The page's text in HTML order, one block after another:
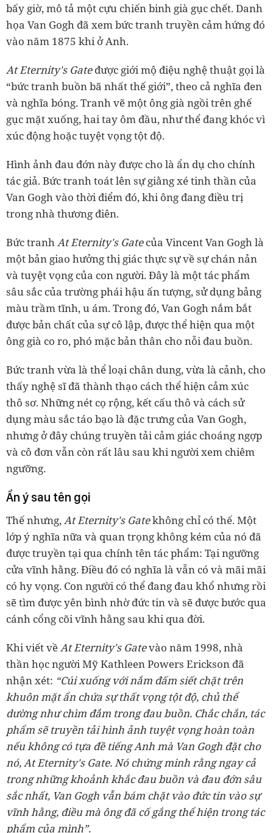
bấy giờ, mô tả một cựu chiến binh già gục chết. Danh
họa Van Gogh đã xem bức tranh truyền cảm hứng đó
vào năm 1875 khi ở Anh.
At Eternity's Gateđược giới mộ điệu nghệ thuật gọi là
“bức tranh buồn bã nhất thế giới”, theo cả nghĩa đen
và nghĩa bóng. Tranh vẽ một ông già ngồi trên ghế
gục mặt xuống, hai tay ôm đầu, như thể đang khóc vì
xúc động hoặc tuyệt vọng tột độ.
Hình ảnh đau đớn này được cho là ẩn dụ cho chính
tác giả. Bức tranh toát lên sự giằng xé tinh thần của
Van Gogh vào thời điểm đó, khi ông đang điều trị
trong nhà thương điên.
Bức tranhAt Eternity's Gatecủa Vincent Van Gogh là
một bản giao hưởng thị giác thực sự về sự chán nản
và tuyệt vọng của con người. Đây là một tác phẩm
sâu sắc của trường phái hậu ấn tượng, sử dụng bảng
màu trầm tĩnh, u ám. Trong đó, Van Gogh nắm bắt
được bản chất của sự cô lập, được thể hiện qua một
ông già co ro, phó mặc bản thân cho nỗi đau buồn.
Bức tranh vừa là thể loại chân dung, vừa là cảnh, cho
thấy nghệ sĩ đã thành thạo cách thể hiện cảm xúc
thô sơ. Những nét cọ rộng, kết cấu thô và cách sử
dụng màu sắc táo bạo là đặc trưng của Van Gogh,
nhưng ở đây chúng truyền tải cảm giác choáng ngợp
và cô đơn vẫn còn rất lâu sau khi người xem chiêm
ngưỡng.
Ẩn ý sau tên gọi
Thế nhưng,At Eternity's Gatekhông chỉ có thế. Một
lớp ý nghĩa nữa và quan trọng không kém của nó đã
được truyền tại qua chính tên tác phẩm: Tại ngưỡng
cửa vĩnh hằng. Điều đó có nghĩa là vẫn có và mãi mãi
có hy vọng. Con người có thể đang đau khổ nhưng rồi
sẽ tìm được yên bình nhờ đức tin và sẽ được bước qua
cánh cổng cõi vĩnh hằng sau khi qua đời.
Khi viết vềAt Eternity's Gatevào năm 1998, nhà
thần học người Mỹ Kathleen Powers Erickson đã
nhận xét: “Cúi xuống với nắm đấm siết chặt trên
khuôn mặt ẩn chứa sự thất vọng tột độ, chủ thể
dường như chìm đắm trong đau buồn. Chắc chắn, tác
phẩm sẽ truyền tải hình ảnh tuyệt vọng hoàn toàn
nếu không có tựa đề tiếng Anh mà Van Gogh đặt cho
nó, At Eternity's Gate. Nó chứng minh rằng ngay cả
trong những khoảnh khắc đau buồn và đau đớn sâu
sắc nhất, Van Gogh vẫn bám chặt vào đức tin vào sự
vĩnh hằng, điều mà ông đã cố gắng thể hiện trong tác
phẩm của mình”.